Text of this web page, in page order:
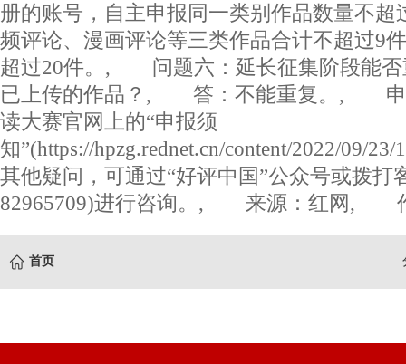
册的账号，自主申报同一类别作品数量不超
频评论、漫画评论等三类作品合计不超过9
超过20件。, 问题六：延长征集阶段能否
已上传的作品？, 答：不能重复。, 申
读大赛官网上的“申报须
知”(https://hpzg.rednet.cn/content/2022/09/
其他疑问，可通过“好评中国”公众号或拨打
82965709)进行咨询。, 来源：红网, 作
首页